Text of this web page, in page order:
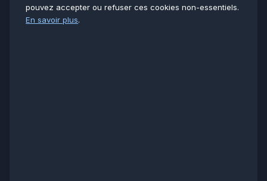
Voir toutes les villes →
pouvez accepter ou refuser ces cookies non-essentiels.
En savoir plus.